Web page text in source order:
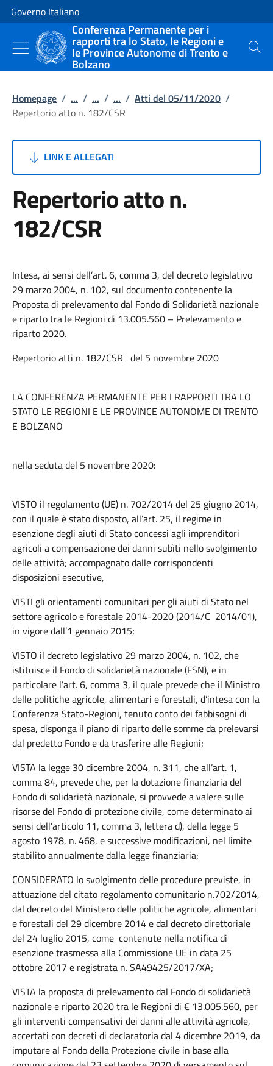
Vai al contenuto
Vai alla navigazione del sito
Governo Italiano
Conferenza Permanente per i
rapporti tra lo Stato, le Regioni e
le Province Autonome di Trento e
Bolzano
Cerca
Homepage / ... / ... / ... / Atti del 05/11/2020 /
Repertorio atto n. 182/CSR
LINK E ALLEGATI
Repertorio atto n.
182/CSR
Intesa, ai sensi dell’art. 6, comma 3, del decreto legislativo
29 marzo 2004, n. 102, sul documento contenente la
Proposta di prelevamento dal Fondo di Solidarietà nazionale
e riparto tra le Regioni di 13.005.560 – Prelevamento e
riparto 2020.
Repertorio atti n. 182/CSR del 5 novembre 2020
LA CONFERENZA PERMANENTE PER I RAPPORTI TRA LO
STATO LE REGIONI E LE PROVINCE AUTONOME DI TRENTO
E BOLZANO
nella seduta del 5 novembre 2020:
VISTO il regolamento (UE) n. 702/2014 del 25 giugno 2014,
con il quale è stato disposto, all’art. 25, il regime in
esenzione degli aiuti di Stato concessi agli imprenditori
agricoli a compensazione dei danni subìti nello svolgimento
delle attività; accompagnato dalle corrispondenti
disposizioni esecutive,
VISTI gli orientamenti comunitari per gli aiuti di Stato nel
settore agricolo e forestale 2014-2020 (2014/C 2014/01),
in vigore dall’1 gennaio 2015;
VISTO il decreto legislativo 29 marzo 2004, n. 102, che
istituisce il Fondo di solidarietà nazionale (FSN), e in
particolare l’art. 6, comma 3, il quale prevede che il Ministro
delle politiche agricole, alimentari e forestali, d’intesa con la
Conferenza Stato-Regioni, tenuto conto dei fabbisogni di
spesa, disponga il piano di riparto delle somme da prelevarsi
dal predetto Fondo e da trasferire alle Regioni;
VISTA la legge 30 dicembre 2004, n. 311, che all’art. 1,
comma 84, prevede che, per la dotazione finanziaria del
Fondo di solidarietà nazionale, si provvede a valere sulle
risorse del Fondo di protezione civile, come determinato ai
sensi dell'articolo 11, comma 3, lettera d), della legge 5
agosto 1978, n. 468, e successive modificazioni, nel limite
stabilito annualmente dalla legge finanziaria;
CONSIDERATO lo svolgimento delle procedure previste, in
attuazione del citato regolamento comunitario n.702/2014,
dal decreto del Ministero delle politiche agricole, alimentari
e forestali del 29 dicembre 2014 e dal decreto direttoriale
del 24 luglio 2015, come contenute nella notifica di
esenzione trasmessa alla Commissione UE in data 25
ottobre 2017 e registrata n. SA49425/2017/XA;
VISTA la proposta di prelevamento dal Fondo di solidarietà
nazionale e riparto 2020 tra le Regioni di € 13.005.560, per
gli interventi compensativi dei danni alle attività agricole,
accertati con decreti di declaratoria dal 4 dicembre 2019, da
imputare al Fondo della Protezione civile in base alla